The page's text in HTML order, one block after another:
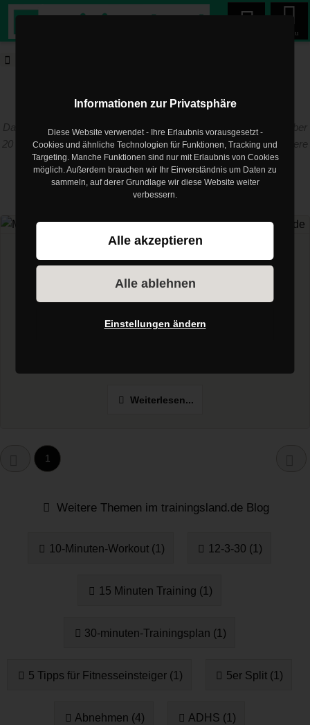
Menu
trainingsland.de Blog
Das Training muss zum Menschen passen! Die Erfahrung aus über
20 Jahren als Trainer und Physiotherapeut im Profisport sind unsere
Basis
Artikel zum Thema
Multipresse/Smith Machine im
Home Gym
Multipresse
Multipresse und Smith Machine sind zwei Bezeichnungen für
Weiterlesen...
1
Weitere Themen im trainingsland.de Blog
10-Minuten-Workout (1) 12-3-30 (1)
15 Minuten Training (1)
30-minuten-Trainingsplan (1)
5 Tipps für Fitnesseinsteiger (1) 5er Split (1)
Abnehmen (4) ADHS (1)
Informationen zur Privatsphäre
Diese Website verwendet - Ihre Erlaubnis vorausgesetzt -
Cookies und ähnliche Technologien für Funktionen, Tracking und
Targeting. Manche Funktionen sind nur mit Erlaubnis von Cookies
möglich. Außerdem brauchen wir Ihr Einverständnis um Daten zu
sammeln, auf derer Grundlage wir diese Website weiter
verbessern.
Alle akzeptieren
Alle ablehnen
Einstellungen ändern